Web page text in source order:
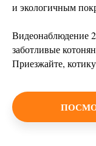
и экологичным
Видеонаблюдение
заботливые
Приезжайте,